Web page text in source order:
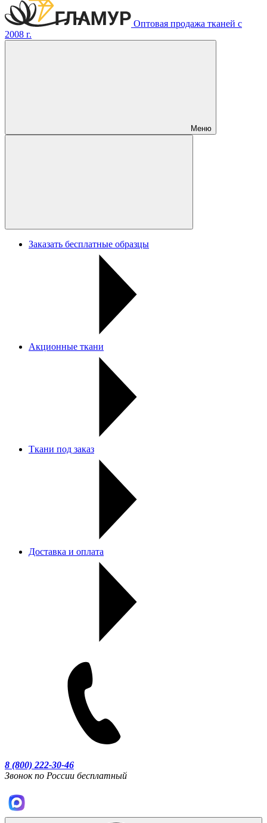
Оптовая продажа тканей с
2008 г.
Меню
Заказать бесплатные образцы
Акционные ткани
Ткани под заказ
Доставка и оплата
8 (800) 222-30-46
Звонок по России бесплатный